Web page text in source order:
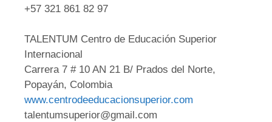
+57 321 861 82 97
TALENTUM Centro de Educación Superior
Internacional
Carrera 7 # 10 AN 21 B/ Prados del Norte,
Popayán, Colombia
www.centrodeeducacionsuperior.com
talentumsuperior@gmail.com